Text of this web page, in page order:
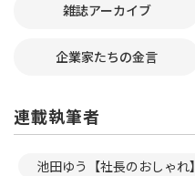
雑誌アーカイブ
企業家たちの金言
連載執筆者
池田ゆう【社長のおしゃれ】